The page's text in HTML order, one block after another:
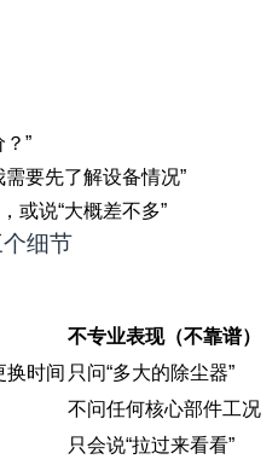
”
要先了解设备情况”
或说“大概差不多”
细节
不专业表现（不靠谱）
换时间 只问“多大的除尘器”
不问任何核心部件工况
只会说“拉过来看看”